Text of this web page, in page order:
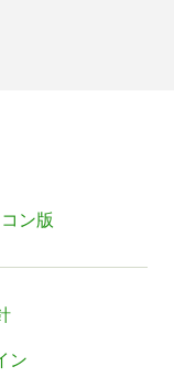
ン版
ン